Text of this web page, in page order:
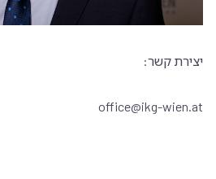
יצירת קשר:
office@ikg-wien.at